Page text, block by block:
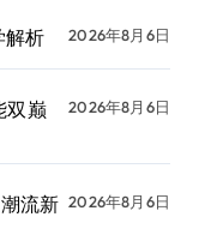
解析 2026年8月6日
双巅
2026年8月6日
流新 2026年8月6日